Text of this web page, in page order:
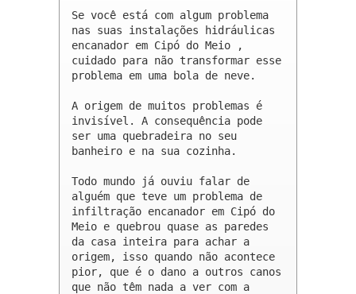
Se você está com algum problema
nas suas instalações hidráulicas
encanador em Cipó do Meio ,
cuidado para não transformar esse
problema em uma bola de neve.
A origem de muitos problemas é
invisível. A consequência pode
ser uma quebradeira no seu
banheiro e na sua cozinha.
Todo mundo já ouviu falar de
alguém que teve um problema de
infiltração encanador em Cipó do
Meio e quebrou quase as paredes
da casa inteira para achar a
origem, isso quando não acontece
pior, que é o dano a outros canos
que não têm nada a ver com a